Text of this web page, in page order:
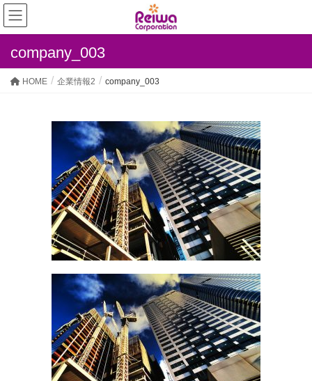
company_003
HOME 企業情報2 company_003